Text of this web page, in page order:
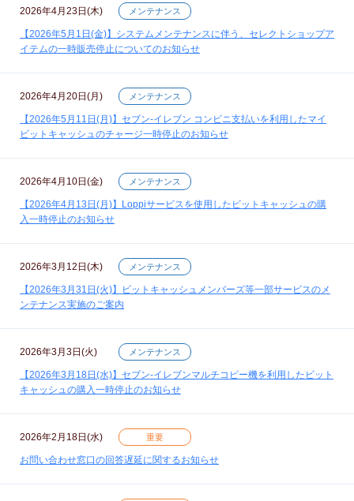
2026年4月23日(木) メンテナンス
【2026年5月1日(金)】システムメンテナンスに伴う、セレクトショップア
イテムの一時販売停止についてのお知らせ
2026年4月20日(月) メンテナンス
【2026年5月11日(月)】セブン‐イレブン コンビニ支払いを利用したマイ
ビットキャッシュのチャージ一時停止のお知らせ
2026年4月10日(金) メンテナンス
【2026年4月13日(月)】Loppiサービスを使用したビットキャッシュの購
入一時停止のお知らせ
2026年3月12日(木) メンテナンス
【2026年3月31日(火)】ビットキャッシュメンバーズ等一部サービスのメ
ンテナンス実施のご案内
2026年3月3日(火) メンテナンス
【2026年3月18日(水)】セブン‐イレブンマルチコピー機を利用したビット
キャッシュの購入一時停止のお知らせ
2026年2月18日(水) 重要
お問い合わせ窓口の回答遅延に関するお知らせ